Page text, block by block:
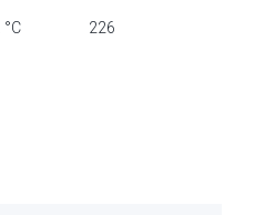
°C 226